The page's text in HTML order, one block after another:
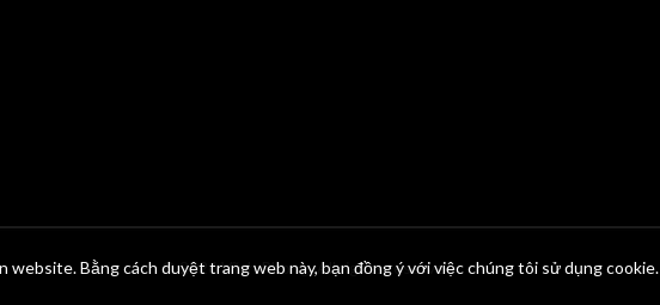
© 2026Vĩnh Phong. All rights reserved
Bằng cách duyệt trang web này, bạn đồng ý với việc chúng tôi sử dụng cookie.